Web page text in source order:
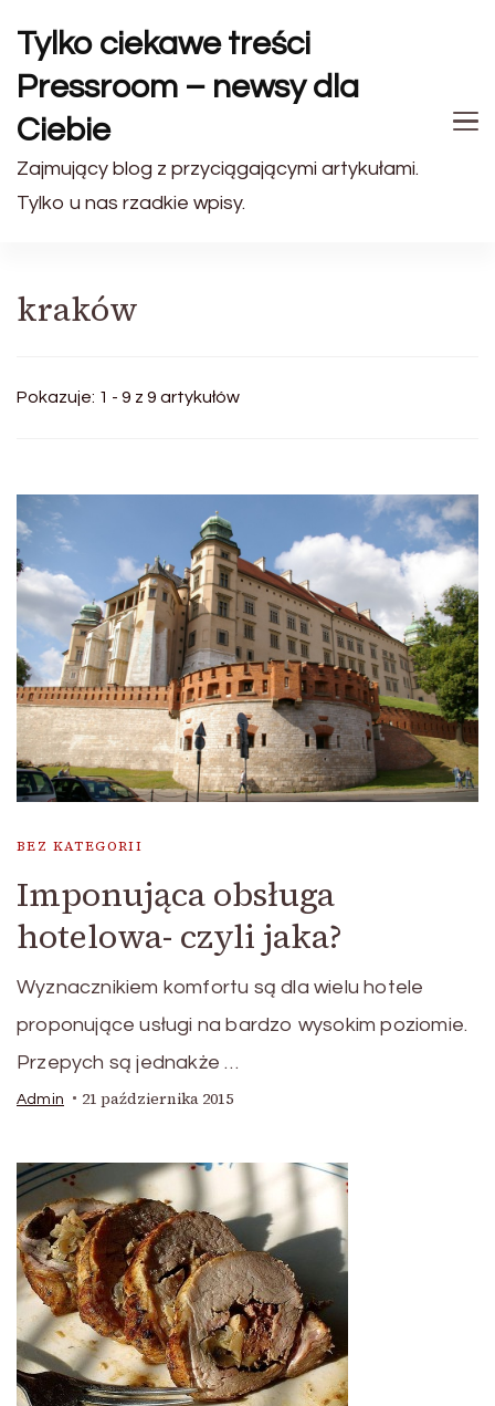
Tylko ciekawe treści
Pressroom – newsy dla
Ciebie
Zajmujący blog z przyciągającymi artykułami.
Tylko u nas rzadkie wpisy.
kraków
Pokazuje: 1 - 9 z 9 artykułów
BEZ KATEGORII
Imponująca obsługa
hotelowa- czyli jaka?
Wyznacznikiem komfortu są dla wielu hotele
proponujące usługi na bardzo wysokim poziomie.
Przepych są jednakże …
Admin 21 października 2015